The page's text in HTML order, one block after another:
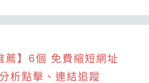
薦】6個 免費縮短網址
析點擊、連結追蹤